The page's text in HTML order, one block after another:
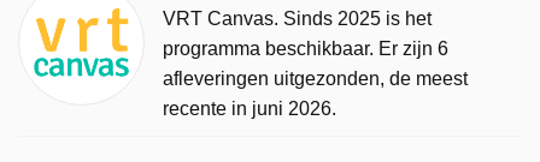
VRT Canvas. Sinds 2025 is het
programma beschikbaar. Er zijn 6
afleveringen uitgezonden, de meest
recente in juni 2026.